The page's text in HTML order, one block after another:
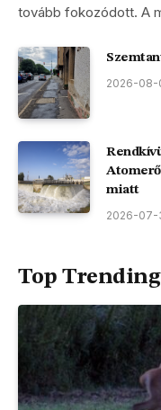
tovább fokozódott. A
2026-08-
miatt
2026-07-
Top Trending